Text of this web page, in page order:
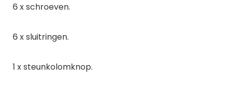
6 x schroeven.
6 x sluitringen.
1 x steunkolomknop.